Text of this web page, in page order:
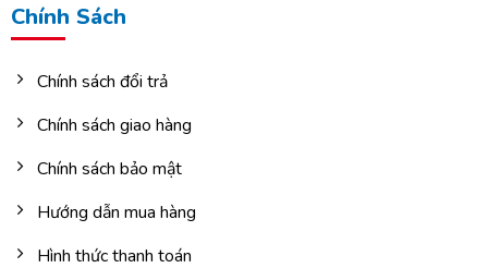
Chính Sách
Chính sách đổi trả
Chính sách giao hàng
Chính sách bảo mật
Hướng dẫn mua hàng
Hình thức thanh toán